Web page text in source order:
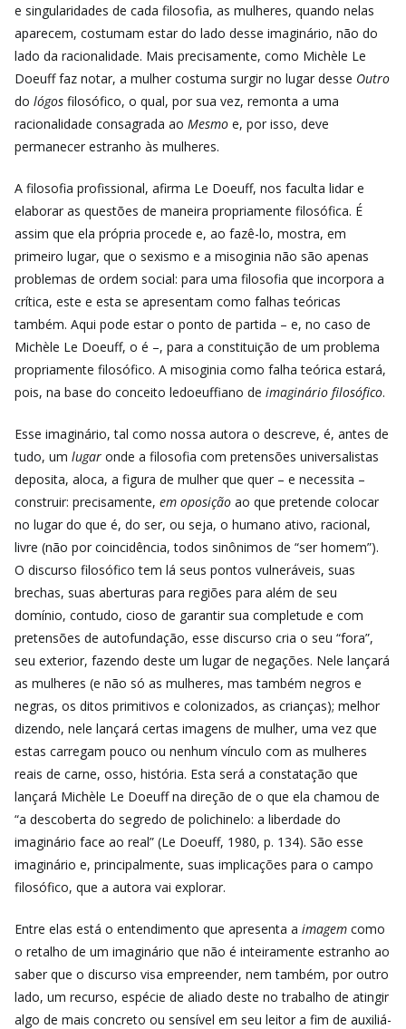
e singularidades de cada filosofia, as mulheres, quando nelas
aparecem, costumam estar do lado desse imaginário, não do
lado da racionalidade. Mais precisamente, como Michèle Le
Doeuff faz notar, a mulher costuma surgir no lugar desse Outro
do lógos filosófico, o qual, por sua vez, remonta a uma
racionalidade consagrada ao Mesmo e, por isso, deve
permanecer estranho às mulheres.
A filosofia profissional, afirma Le Doeuff, nos faculta lidar e
elaborar as questões de maneira propriamente filosófica. É
assim que ela própria procede e, ao fazê-lo, mostra, em
primeiro lugar, que o sexismo e a misoginia não são apenas
problemas de ordem social: para uma filosofia que incorpora a
crítica, este e esta se apresentam como falhas teóricas
também. Aqui pode estar o ponto de partida – e, no caso de
Michèle Le Doeuff, o é –, para a constituição de um problema
propriamente filosófico. A misoginia como falha teórica estará,
pois, na base do conceito ledoeuffiano de imaginário filosófico.
Esse imaginário, tal como nossa autora o descreve, é, antes de
tudo, um lugar onde a filosofia com pretensões universalistas
deposita, aloca, a figura de mulher que quer – e necessita –
construir: precisamente, em oposição ao que pretende colocar
no lugar do que é, do ser, ou seja, o humano ativo, racional,
livre (não por coincidência, todos sinônimos de “ser homem”).
O discurso filosófico tem lá seus pontos vulneráveis, suas
brechas, suas aberturas para regiões para além de seu
domínio, contudo, cioso de garantir sua completude e com
pretensões de autofundação, esse discurso cria o seu “fora”,
seu exterior, fazendo deste um lugar de negações. Nele lançará
as mulheres (e não só as mulheres, mas também negros e
negras, os ditos primitivos e colonizados, as crianças); melhor
dizendo, nele lançará certas imagens de mulher, uma vez que
estas carregam pouco ou nenhum vínculo com as mulheres
reais de carne, osso, história. Esta será a constatação que
lançará Michèle Le Doeuff na direção de o que ela chamou de
“a descoberta do segredo de polichinelo: a liberdade do
imaginário face ao real” (Le Doeuff, 1980, p. 134). São esse
imaginário e, principalmente, suas implicações para o campo
filosófico, que a autora vai explorar.
Entre elas está o entendimento que apresenta a imagem como
o retalho de um imaginário que não é inteiramente estranho ao
saber que o discurso visa empreender, nem também, por outro
lado, um recurso, espécie de aliado deste no trabalho de atingir
algo de mais concreto ou sensível em seu leitor a fim de auxiliá-